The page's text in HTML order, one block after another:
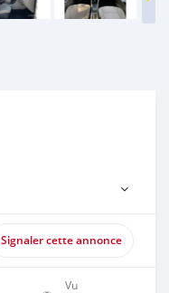
Signaler cette annonce
Vu